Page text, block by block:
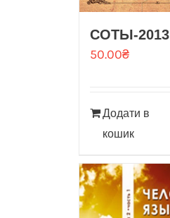
CОТЫ-2013
50.00₴
Додати в
кошик